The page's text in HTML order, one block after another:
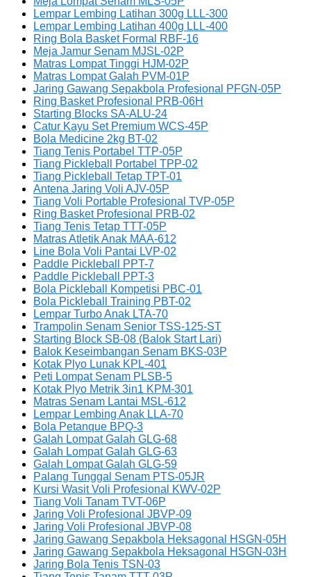
Lempar Lembing Latihan 300g LLL-300
Lempar Lembing Latihan 400g LLL-400
Ring Bola Basket Formal RBF-16
Meja Jamur Senam MJSL-02P
Matras Lompat Tinggi HJM-02P
Matras Lompat Galah PVM-01P
Jaring Gawang Sepakbola Profesional PFGN-05P
Ring Basket Profesional PRB-06H
Starting Blocks SA-ALU-24
Catur Kayu Set Premium WCS-45P
Bola Medicine 2kg BT-02
Tiang Tenis Portabel TTP-05P
Tiang Pickleball Portabel TPP-02
Tiang Pickleball Tetap TPT-01
Antena Jaring Voli AJV-05P
Tiang Voli Portable Profesional TVP-05P
Ring Basket Profesional PRB-02
Tiang Tenis Tetap TTT-05P
Matras Atletik Anak MAA-612
Line Bola Voli Pantai LVP-02
Paddle Pickleball PPT-7
Paddle Pickleball PPT-3
Bola Pickleball Kompetisi PBC-01
Bola Pickleball Training PBT-02
Lempar Turbo Anak LTA-70
Trampolin Senam Senior TSS-125-ST
Starting Block SB-08 (Balok Start Lari)
Balok Keseimbangan Senam BKS-03P
Kotak Plyo Lunak KPL-401
Peti Lompat Senam PLSB-5
Kotak Plyo Metrik 3in1 KPM-301
Matras Senam Lantai MSL-612
Lempar Lembing Anak LLA-70
Bola Petanque BPQ-3
Galah Lompat Galah GLG-68
Galah Lompat Galah GLG-63
Galah Lompat Galah GLG-59
Palang Tunggal Senam PTS-05JR
Kursi Wasit Voli Profesional KWV-02P
Tiang Voli Tanam TVT-06P
Jaring Voli Profesional JBVP-09
Jaring Voli Profesional JBVP-08
Jaring Gawang Sepakbola Heksagonal HSGN-05H
Jaring Gawang Sepakbola Heksagonal HSGN-03H
Jaring Bola Tenis TSN-03